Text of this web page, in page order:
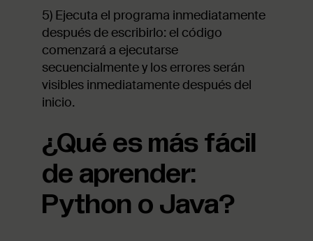
5) Ejecuta el programa inmediatamente
después de escribirlo: el código
comenzará a ejecutarse
secuencialmente y los errores serán
visibles inmediatamente después del
inicio.
¿Qué es más fácil
de aprender:
Python o Java?